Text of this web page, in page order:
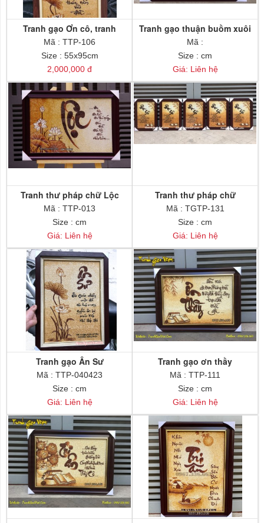
Tranh gạo Ơn cô, tranh
tặng thầy cô
Mã : TTP-106
Size : 55x95cm
2,000,000 đ
Tranh gạo thuận buồm xuôi
gió
Mã :
Size : cm
Giá: Liên hệ
Tranh thư pháp chữ Lộc
Mã : TTP-013
Size : cm
Giá: Liên hệ
Tranh thư pháp chữ
Mã : TGTP-131
Size : cm
Giá: Liên hệ
Tranh gạo Ân Sư
Mã : TTP-040423
Size : cm
Giá: Liên hệ
Tranh gạo ơn thầy
Mã : TTP-111
Size : cm
Giá: Liên hệ